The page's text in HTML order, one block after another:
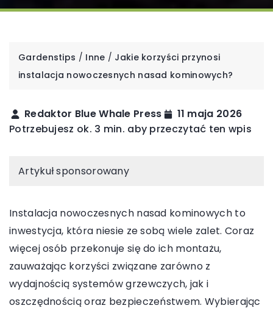
Gardenstips / Inne / Jakie korzyści przynosi
instalacja nowoczesnych nasad kominowych?
Redaktor Blue Whale Press
11 maja 2026
Potrzebujesz ok. 3 min. aby przeczytać ten wpis
Artykuł sponsorowany
Instalacja nowoczesnych nasad kominowych to
inwestycja, która niesie ze sobą wiele zalet. Coraz
więcej osób przekonuje się do ich montażu,
zauważając korzyści związane zarówno z
wydajnością systemów grzewczych, jak i
oszczędnością oraz bezpieczeństwem. Wybierając